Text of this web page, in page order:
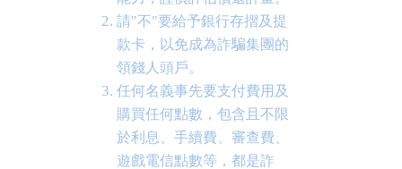
請"不"要給予銀行存摺及提
款卡，以免成為詐騙集團的
領錢人頭戶。
任何名義事先要支付費用及
購買任何點數，包含且不限
於利息、手續費、審查費、
遊戲電信點數等，都是詐